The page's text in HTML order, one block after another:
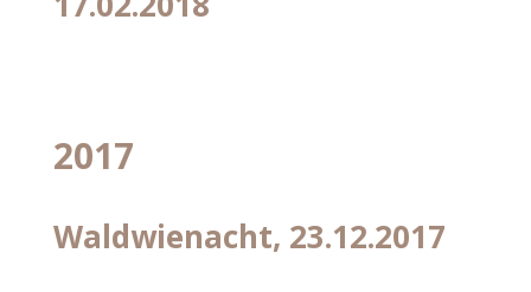
2017
Waldwienacht, 23.12.2017